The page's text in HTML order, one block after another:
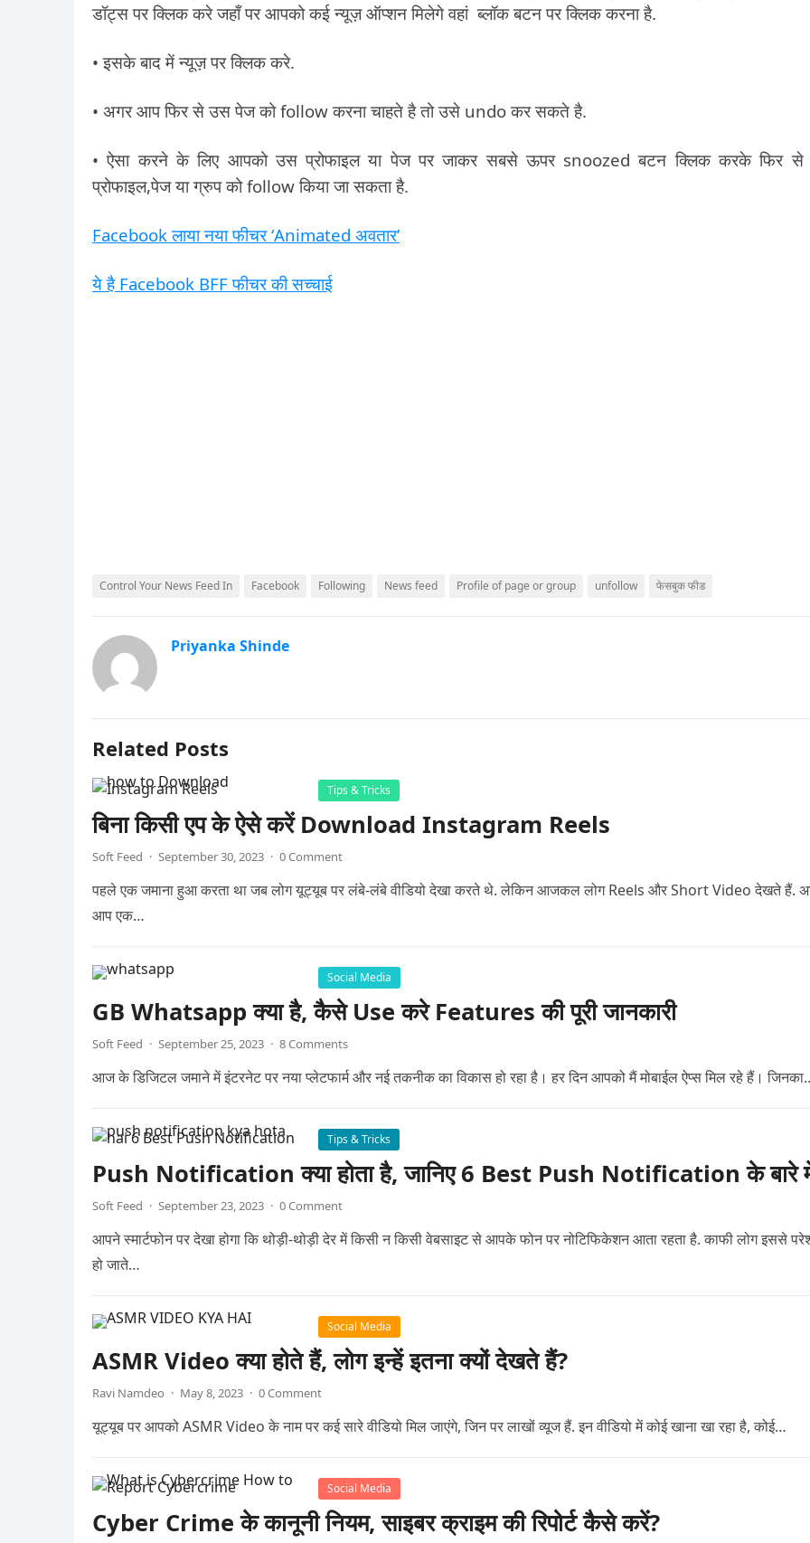
डॉट्स पर क्लिक करे जहाँ पर आपको कई न्यूज़ ऑप्शन मिलेगे वहां ब्लॉक बटन पर क्लिक करना है.
• इसके बाद में न्यूज़ पर क्लिक करे.
• अगर आप फिर से उस पेज को follow करना चाहते है तो उसे undo कर सकते है.
• ऐसा करने के लिए आपको उस प्रोफाइल या पेज पर जाकर सबसे ऊपर snoozed बटन क्लिक करके फिर
प्रोफाइल,पेज या ग्रुप को follow किया जा सकता है.
Facebook लाया नया फीचर ‘Animated अवतार’
ये है Facebook BFF फीचर की सच्चाई
Control Your News Feed In Facebook Following News feed Profile of page or group unfollow फेसबुक फीड
Priyanka Shinde
Related Posts
Tips & Tricks
बिना किसी एप के ऐसे करें Download Instagram Reels
Soft Feed · September 30, 2023 · 0 Comment
पहले एक जमाना हुआ करता था जब लोग यूट्यूब पर लंबे-लंबे वीडियो देखा करते थे. लेकिन आजकल लोग Reels और Short Video देखते हैं.
आप एक…
Social Media
GB Whatsapp क्या है, कैसे Use करे Features की पूरी जानकारी
Soft Feed · September 25, 2023 · 8 Comments
आज के डिजिटल जमाने में इंटरनेट पर नया प्लेटफार्म और नई तकनीक का विकास हो रहा है। हर दिन आपको मैं मोबाईल ऐप्स मिल रहे हैं।
Tips & Tricks
Push Notification क्या होता है, जानिए 6 Best Push Notification के बारे
Soft Feed · September 23, 2023 · 0 Comment
आपने स्मार्टफोन पर देखा होगा कि थोड़ी-थोड़ी देर में किसी न किसी वेबसाइट से आपके फोन पर नोटिफिकेशन आता रहता है. काफी लोग इससे
हो जाते…
Social Media
ASMR Video क्या होते हैं, लोग इन्हें इतना क्यों देखते हैं?
Ravi Namdeo · May 8, 2023 · 0 Comment
यूट्यूब पर आपको ASMR Video के नाम पर कई सारे वीडियो मिल जाएंगे, जिन पर लाखों व्यूज हैं. इन वीडियो में कोई खाना खा रहा है, कोई…
Social Media
Cyber Crime के कानूनी नियम, साइबर क्राइम की रिपोर्ट कैसे करें?